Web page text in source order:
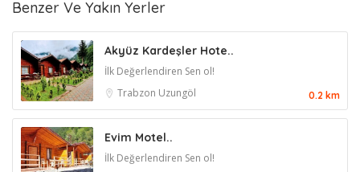
Benzer Ve Yakın Yerler
Akyüz Kardeşler Hote..
İlk Değerlendiren Sen ol!
Trabzon Uzungöl 0.2 km
Evim Motel..
İlk Değerlendiren Sen ol!